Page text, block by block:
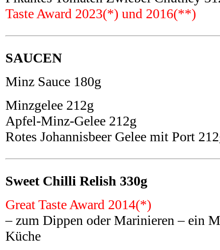
Taste Award 2023(*) und 2016(**)
SAUCEN
Minz Sauce 180g
Minzgelee 212g
Apfel-Minz-Gelee 212g
Rotes Johannisbeer Gelee mit Port
Sweet Chilli Relish 330g
Great Taste Award 2014(*)
– zum Dippen oder Marinieren – ein
Küche